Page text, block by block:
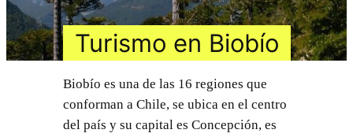
Turismo en Biobío
Biobío es una de las 16 regiones que
conforman a Chile, se ubica en el centro
del país y su capital es Concepción, es